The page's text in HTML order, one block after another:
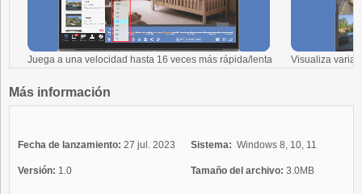
Juega a una velocidad hasta 16 veces más rápida/lenta Visualiza
Más información
Fecha de lanzamiento: 27 jul. 2023
Versión: 1.0
Sistema: Windows 8, 10, 11
Tamaño del archivo: 3.0MB